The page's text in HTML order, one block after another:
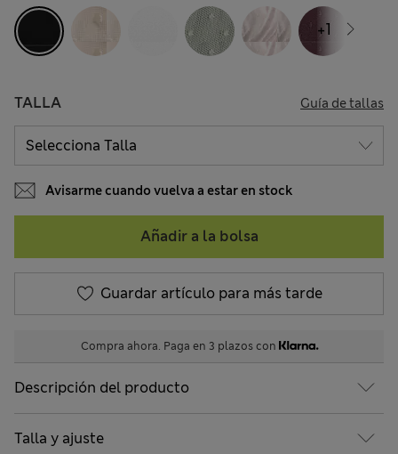
TALLA Guía de tallas
+1
Avisarme cuando vuelva a estar en stock
Añadir a la bolsa
Guardar artículo para más tarde
Compra ahora. Paga en 3 plazos con
Descripción del producto
Talla y ajuste